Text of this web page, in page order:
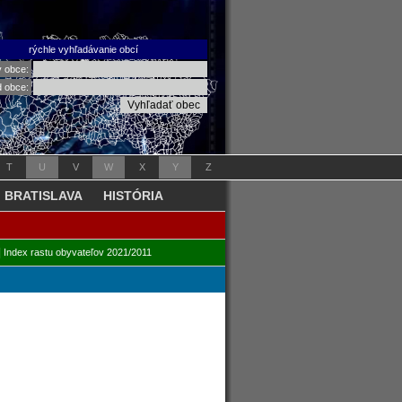
rýchle vyhľadávanie obcí
obce:
obce:
T U V W X Y Z
BRATISLAVA HISTÓRIA
Index rastu obyvateľov 2021/2011